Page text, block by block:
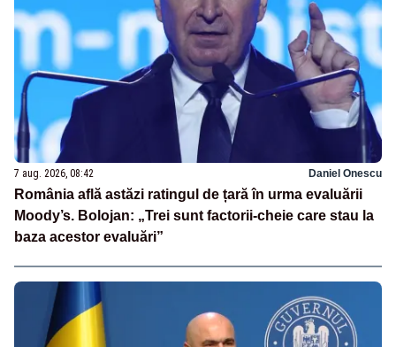
7 aug. 2026, 08:42 Daniel Onescu
România află astăzi ratingul de țară în urma evaluării
Moody’s. Bolojan: „Trei sunt factorii-cheie care stau la
baza acestor evaluări”